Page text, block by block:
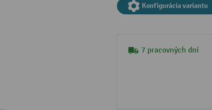
Konfigurácia variantu
7 pracovných dní